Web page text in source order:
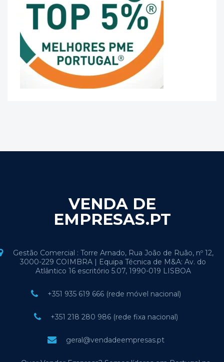
VENDA DE
EMPRESAS.PT
Gestão Comercial : Torre Arnado, Rua João de Ruão, nº 12,
3000-229 COIMBRA | Equipa Técnica de M&A: Av. do
Atlântico 16 escritório 5.07, 1990-019 LISBOA
+351 935 619 666 (rede móvel nacional)
+351 218 280 986 (rede fixa nacional)
geral@vendadeempresas.pt